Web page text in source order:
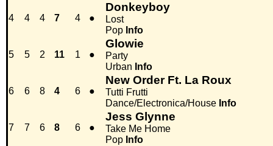
4 4 4 7 4 ●
Donkeyboy
Lost
Pop Info
5 5 2 11 1 ●
Glowie
Party
Urban Info
6 6 8 4 6 ●
New Order Ft. La Roux
Tutti Frutti
Dance/Electronica/House Info
7 7 6 8 6 ●
Jess Glynne
Take Me Home
Pop Info